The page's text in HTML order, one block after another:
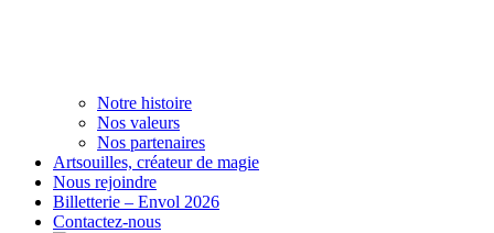
Notre histoire
Nos valeurs
Nos partenaires
Artsouilles, créateur de magie
Nous rejoindre
Billetterie – Envol 2026
Contactez-nous